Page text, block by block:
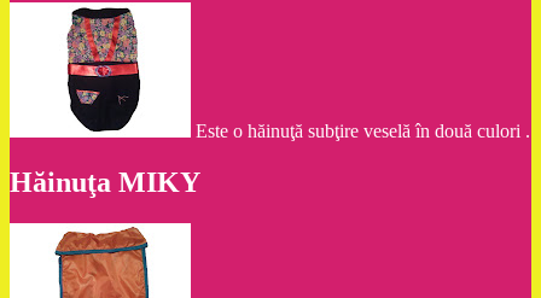
Este o hăinuţă subţire veselă în două culori .
Hăinuţa MIKY